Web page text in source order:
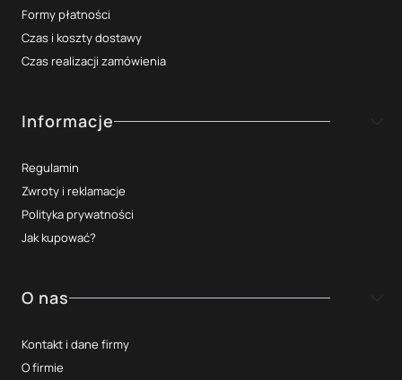
Formy płatności
Czas i koszty dostawy
Czas realizacji zamówienia
Informacje
Regulamin
Zwroty i reklamacje
Polityka prywatności
Jak kupować?
O nas
Kontakt i dane firmy
O firmie